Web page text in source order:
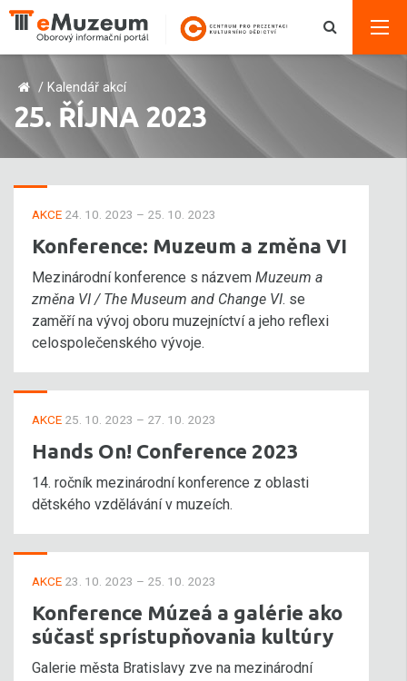
/ Kalendář akcí
25. ŘÍJNA 2023
AKCE 24. 10. 2023 – 25. 10. 2023
Konference: Muzeum a změna VI
Mezinárodní konference s názvem Muzeum a
změna VI / The Museum and Change VI. se
zaměří na vývoj oboru muzejníctví a jeho reflexi
celospolečenského vývoje.
AKCE 25. 10. 2023 – 27. 10. 2023
Hands On! Conference 2023
14. ročník mezinárodní konference z oblasti
dětského vzdělávání v muzeích.
AKCE 23. 10. 2023 – 25. 10. 2023
Konference Múzeá a galérie ako
súčasť sprístupňovania kultúry
Galerie města Bratislavy zve na mezinárodní